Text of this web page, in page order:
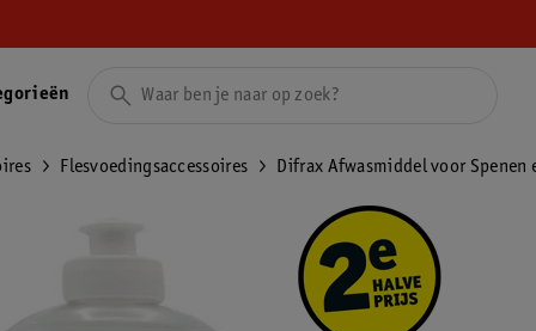
Flesvoedingsaccessoires Difrax Afwasmiddel voor Spenen